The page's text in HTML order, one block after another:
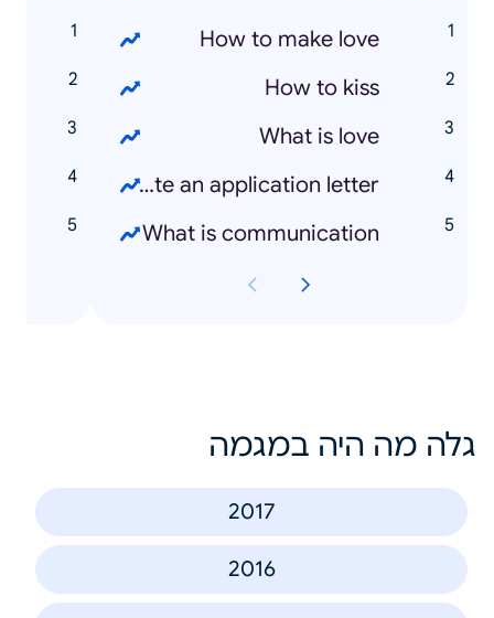
How to make love
How to kiss
What is love
How to write an application letter
What is communication
גלה מה היה במגמה
2017
2016